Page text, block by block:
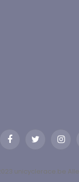
FacebookTwitter
unicyclerace.be